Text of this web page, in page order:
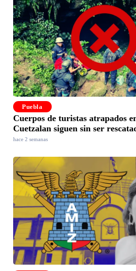
Puebla
Cuerpos de turistas atrapados
Cuetzalan siguen sin ser
hace 2 semanas